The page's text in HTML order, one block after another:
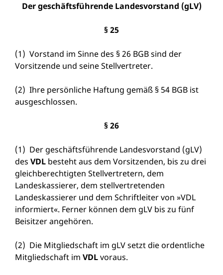
Der geschäftsführende Landesvorstand (gLV)
§ 25
(1) Vorstand im Sinne des § 26 BGB sind der
Vorsitzende und seine Stellvertreter.
(2) Ihre persönliche Haftung gemäß § 54 BGB ist
ausgeschlossen.
§ 26
(1) Der geschäftsführende Landesvorstand (gLV)
des VDL besteht aus dem Vorsitzenden, bis zu drei
gleichberechtigten Stellvertretern, dem
Landeskassierer, dem stellvertretenden
Landeskassierer und dem Schriftleiter von »VDL
informiert«. Ferner können dem gLV bis zu fünf
Beisitzer angehören.
(2) Die Mitgliedschaft im gLV setzt die ordentliche
Mitgliedschaft im VDLvoraus.